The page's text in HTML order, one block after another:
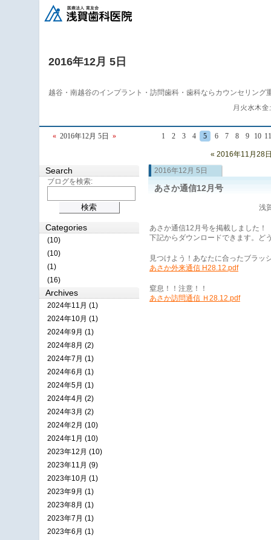
2016年12月 5日
越谷・南越谷のインプラント・訪問歯科・歯科ならカウンセリング
« 2016年12月 5日 » 1 2 3 4 5 6 7 8 9 10 11
2016年12月 5日
あさか通信12月号
浅
あさか通信12月号を掲載しました！
下記からダウンロードできます。ど
見つけよう！あなたに合ったブラッ
あさか外来通信 H28.12.pdf
窒息！！注意！！
あさか訪問通信 Ｈ28.12.pdf
« 2016年11月28
Search
ブログを検索:
Categories
(10)
(10)
(1)
(16)
Archives
2024年11月 (1)
2024年10月 (1)
2024年9月 (1)
2024年8月 (2)
2024年7月 (1)
2024年6月 (1)
2024年5月 (1)
2024年4月 (2)
2024年3月 (2)
2024年2月 (10)
2024年1月 (10)
2023年12月 (10)
2023年11月 (9)
2023年10月 (1)
2023年9月 (1)
2023年8月 (1)
2023年7月 (1)
2023年6月 (1)